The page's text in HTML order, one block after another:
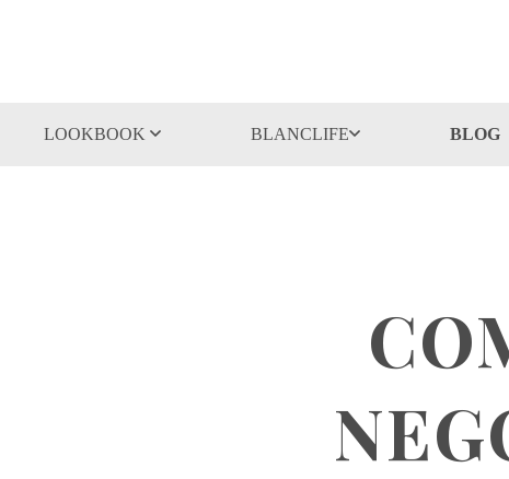
LOOKBOOK BLANCLIFE BLOG